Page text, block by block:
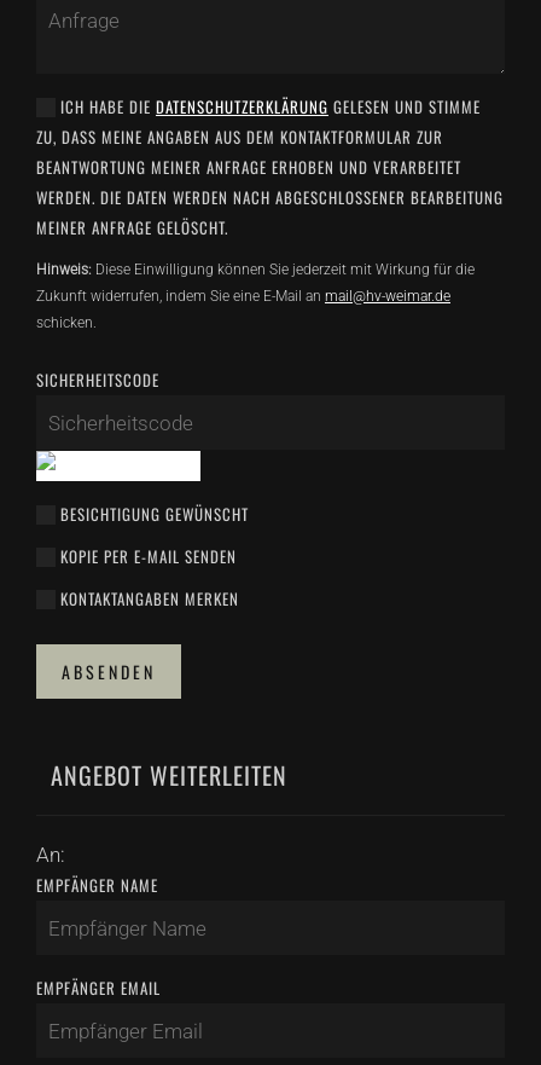
ICH HABE DIE DATENSCHUTZERKLÄRUNG GELESEN UND STIMME
ZU, DASS MEINE ANGABEN AUS DEM KONTAKTFORMULAR ZUR
BEANTWORTUNG MEINER ANFRAGE ERHOBEN UND VERARBEITET
WERDEN. DIE DATEN WERDEN NACH ABGESCHLOSSENER BEARBEITUNG
MEINER ANFRAGE GELÖSCHT.
Hinweis: Diese Einwilligung können Sie jederzeit mit Wirkung für die
Zukunft widerrufen, indem Sie eine E-Mail an mail@hv-weimar.de
schicken.
SICHERHEITSCODE
BESICHTIGUNG GEWÜNSCHT
KOPIE PER E-MAIL SENDEN
KONTAKTANGABEN MERKEN
ABSENDEN
ANGEBOT WEITERLEITEN
An:
EMPFÄNGER NAME
EMPFÄNGER EMAIL